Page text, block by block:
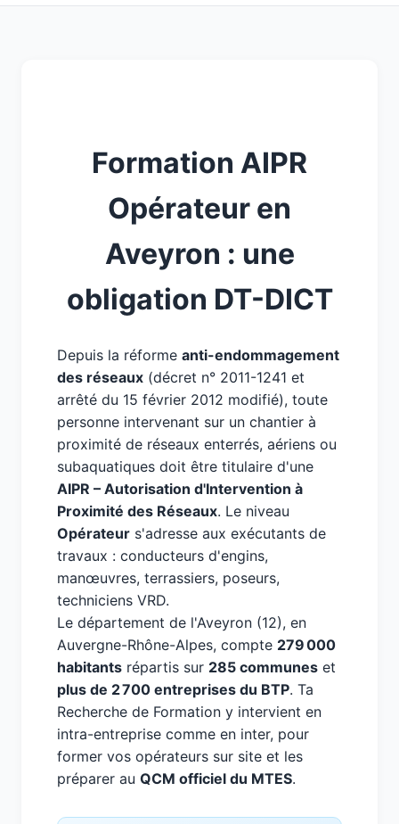
Formation AIPR
Opérateur en
Aveyron : une
obligation DT-DICT
Depuis la réforme anti-endommagement
des réseaux (décret n° 2011-1241 et
arrêté du 15 février 2012 modifié), toute
personne intervenant sur un chantier à
proximité de réseaux enterrés, aériens ou
subaquatiques doit être titulaire d'une
AIPR – Autorisation d'Intervention à
Proximité des Réseaux. Le niveau
Opérateur s'adresse aux exécutants de
travaux : conducteurs d'engins,
manœuvres, terrassiers, poseurs,
techniciens VRD.
Le département de l'Aveyron (12), en
Auvergne-Rhône-Alpes, compte 279 000
habitants répartis sur 285 communes et
plus de 2 700 entreprises du BTP. Ta
Recherche de Formation y intervient en
intra-entreprise comme en inter, pour
former vos opérateurs sur site et les
préparer au QCM officiel du MTES.